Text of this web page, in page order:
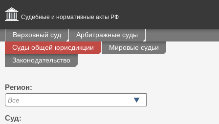
Судебные и нормативные акты РФ
Верховный суд
Арбитражные суды
Суды общей юрисдикции
Мировые судьи
Законодательство
Регион:
Суд: